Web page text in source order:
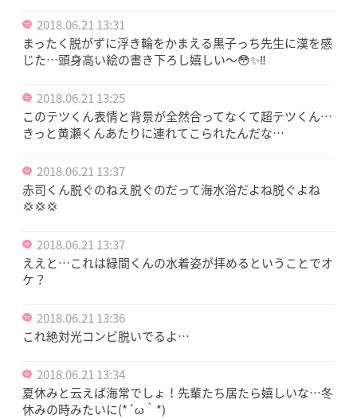
2018.06.21 13:31
まったく脱がずに浮き輪をかまえる黒子っち先生に漢を感
じた…頭身高い絵の書き下ろし嬉しい〜😳✨‼︎
2018.06.21 13:25
このテツくん表情と背景が全然合ってなくて超テツくん…
きっと黄瀬くんあたりに連れてこられたんだな…
2018.06.21 13:37
赤司くん脱ぐのねえ脱ぐのだって海水浴だよね脱ぐよね
💢💢💢
2018.06.21 13:37
ええと…これは緑間くんの水着姿が拝めるということでオ
ケ？
2018.06.21 13:36
これ絶対光コンビ脱いでるよ…
2018.06.21 13:34
夏休みと云えば海常でしょ！先輩たち居たら嬉しいな…冬
休みの時みたいに(*´ω｀*)